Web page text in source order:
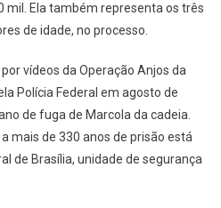
mil. Ela também representa os três
de idade, no processo.
vídeos da Operação Anjos da
Polícia Federal em agosto de
de fuga de Marcola da cadeia.
mais de 330 anos de prisão está
de Brasília, unidade de segurança